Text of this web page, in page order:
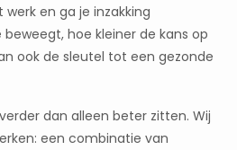
en ga je inzakking
hoe kleiner de kans op
ook de sleutel tot een gezonde
dan alleen beter zitten. Wij
een combinatie van